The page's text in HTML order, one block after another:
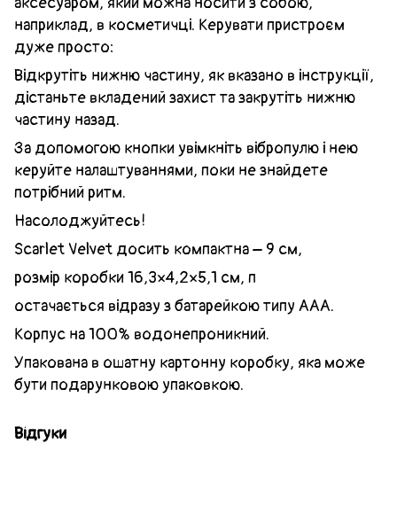
наприклад, в косметичці. Керувати пристроєм
дуже просто:
Відкрутіть нижню частину, як вказано в інструкції,
дістаньте вкладений захист та закрутіть нижню
частину назад.
За допомогою кнопки увімкніть вібропулю і нею
керуйте налаштуваннями, поки не знайдете
потрібний ритм.
Насолоджуйтесь!
Scarlet Velvet досить компактна – 9 см,
розмір коробки 16,3×4,2×5,1 см, п
остачається відразу з батарейкою типу ААА.
Корпус на 100% водонепроникний.
Упакована в ошатну картонну коробку, яка може
бути подарунковою упаковкою.
Відгуки